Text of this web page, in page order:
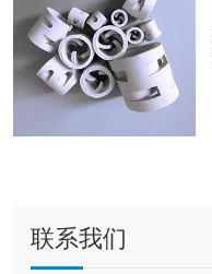
联系我们